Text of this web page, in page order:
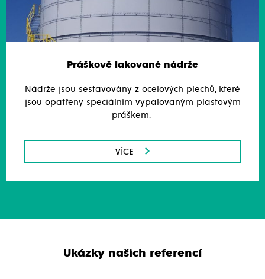
Práškově lakované nádrže
Nádrže jsou sestavovány z ocelových plechů, které
jsou opatřeny speciálním vypalovaným plastovým
práškem.
VÍCE
Ukázky našich referencí